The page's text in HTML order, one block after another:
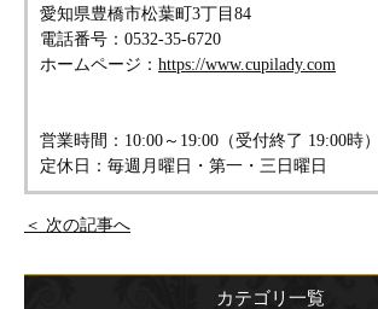
愛知県豊橋市松葉町3丁目84
電話番号：0532-35-6720
ホームページ： https://www.cupilady.com
営業時間：10:00～19:00（受付終了 19:00時）
定休日：毎週月曜日・第一・三日曜日
＜ 次の記事へ
カテゴリ一覧